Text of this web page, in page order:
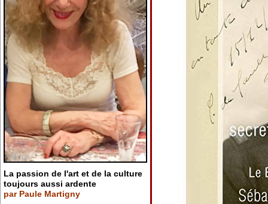
La passion de l'art et de la culture
toujours aussi ardente
par Paule Martigny